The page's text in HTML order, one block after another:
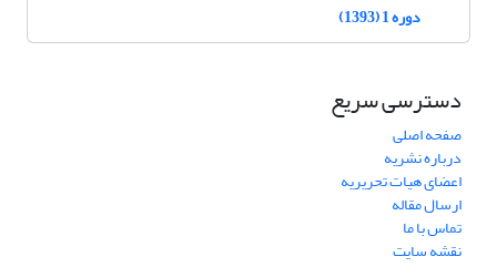
دوره 1 (1393)
دسترسی سریع
صفحه اصلی
درباره نشریه
اعضای هیات تحریریه
ارسال مقاله
تماس با ما
نقشه سایت